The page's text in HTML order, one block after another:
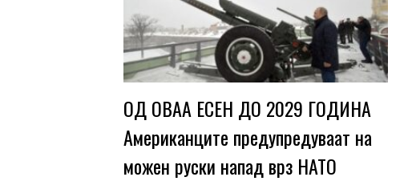
ОД ОВАА ЕСЕН ДО 2029 ГОДИНА
Американците предупредуваат на
можен руски напад врз НАТО